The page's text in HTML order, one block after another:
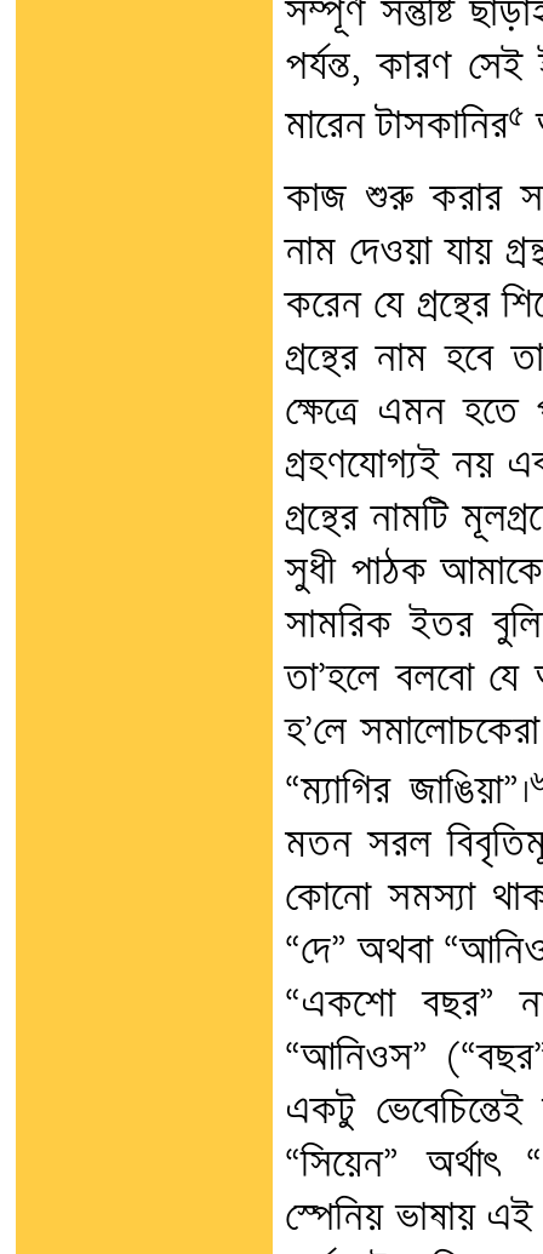
সম্পূর্ণ সন্তুষ্টি
পর্যন্ত, কারণ
মারেন টাসকানির৫
কাজ শুরু করার
নাম দেওয়া যায়
করেন যে গ্রন্থের
গ্রন্থের নাম হবে
ক্ষেত্রে এমন হতে
গ্রহণযোগ্যই নয়
গ্রন্থের নামটি
সুধী পাঠক
সামরিক ইতর
তা’হলে বলবো যে
হ’লে
“ম্যাগির জাঙিয়া”।
মতন সরল
কোনো সমস্যা
“দে” অথবা
“একশো বছর” না
“আনিওস”
একটু
“সিয়েন”
স্পেনিয় ভাষায়